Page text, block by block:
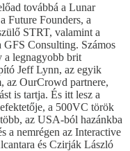
továbbá a Lunar
Future Founders, a
STRT, valamint a
Consulting. Számos
a legnagyobb brit
Jeff Lynn, az egyik
az OurCrowd partnere,
is tartja. És itt lesz a
a 500VC török
az USA-ból hazánkba
a nemrégen az Interactive
és Czirják László